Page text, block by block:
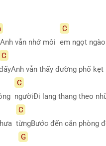
vẫn nhớ môi
C
em ngọt
C
vẫn thấy đường phố kẹt
C
ngườiĐi lang thang theo
C
từngBước đến căn phòng
G